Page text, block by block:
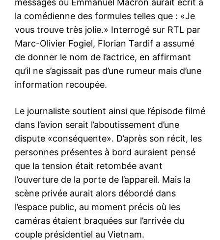
messages où Emmanuel Macron aurait écrit à
la comédienne des formules telles que : «Je
vous trouve très jolie.» Interrogé sur RTL par
Marc-Olivier Fogiel, Florian Tardif a assumé
de donner le nom de l’actrice, en affirmant
qu’il ne s’agissait pas d’une rumeur mais d’une
information recoupée.
Le journaliste soutient ainsi que l’épisode filmé
dans l’avion serait l’aboutissement d’une
dispute «conséquente». D’après son récit, les
personnes présentes à bord auraient pensé
que la tension était retombée avant
l’ouverture de la porte de l’appareil. Mais la
scène privée aurait alors débordé dans
l’espace public, au moment précis où les
caméras étaient braquées sur l’arrivée du
couple présidentiel au Vietnam.